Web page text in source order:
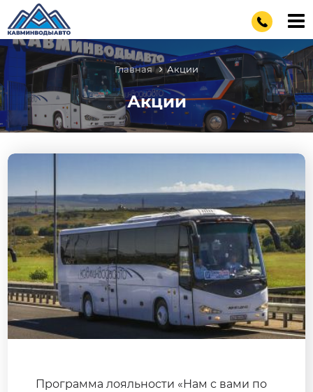
Главная Акции
Акции
Программа лояльности «Нам с вами по